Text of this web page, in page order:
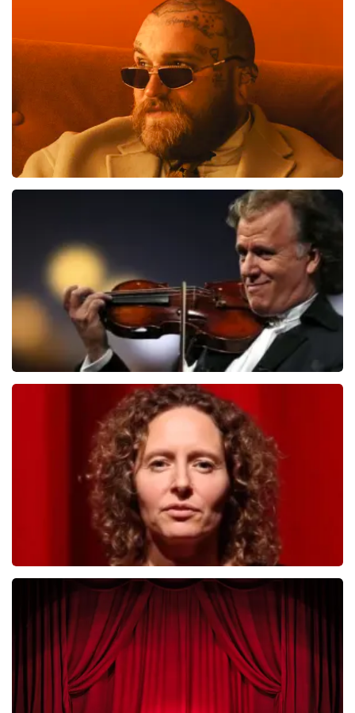
reviews
BEKIJKEN
BESTEL NU
Andre Rieu
laatste 30 minuten
BESTEL NU
Esther van der Voort
laatste 30 minuten
BESTEL NU